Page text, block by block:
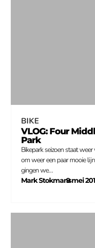
BIKE
VLOG: Four
Park
Bikepark seizoen staat
om weer een paar mooie
gingen we…
Mark Stokmans
–
9 mei